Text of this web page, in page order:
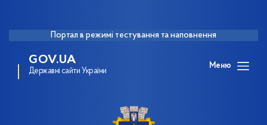
Портал в режимі тестування та наповнення
GOV.UA
Державні сайти України
Меню